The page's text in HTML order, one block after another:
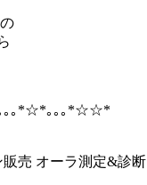
｡｡*☆*｡｡｡*☆☆*
売 オーラ測定&診断